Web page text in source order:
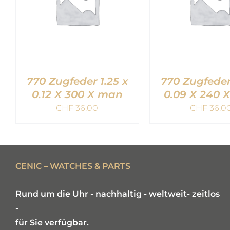
770 Zugfeder 1.25 x
0.12 X 300 X man
CHF 36,00
770
0.09 X 240
CHF
CENIC – WATCHES & PARTS
Rund um die Uhr - nachhaltig - weltweit- zeitlos
-
für Sie verfügbar.